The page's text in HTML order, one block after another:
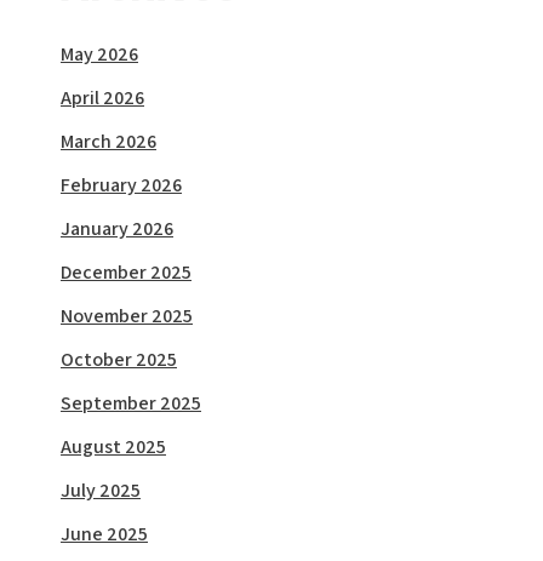
May 2026
April 2026
March 2026
February 2026
January 2026
December 2025
November 2025
October 2025
September 2025
August 2025
July 2025
June 2025